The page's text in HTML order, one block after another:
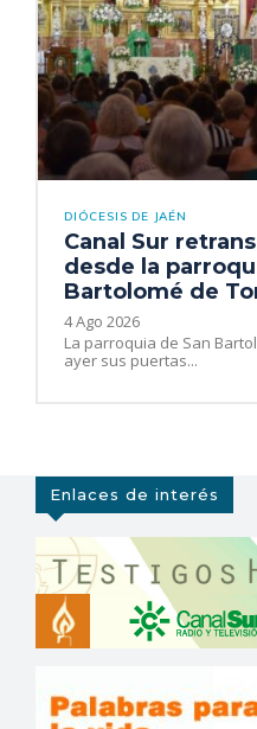
DIÓCESIS DE JAÉN
Canal Sur
desde la
Bartolomé de
4 Ago 2026
La parroquia de San
ayer sus puertas...
Enlaces de interés